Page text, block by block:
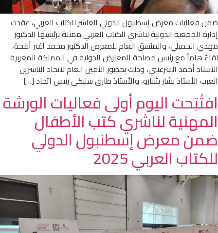
ضمن فعاليات معرض إسطنبول الدولي العاشر للكتاب العربي، عقدت
إدارة الجمعية الدولية لناشري الكتاب العربي ممثلة برئيسها الدكتور
مهدي الجميلي، والمنسق العام للمعرض الدكتور محمد آغير أقجة،
لقاءً هاماً مع رئيس مصلحة المعارض الدولية في المملكة المغربية
الأستاذ أحمد السرغيني، وذلك بحضور الأمين العام لاتحاد الناشرين
العرب الأستاذ بشار شبارو، والأستاذ طارق سليكي رئيس اتحاد […]
افتُتِحت اليوم أولى فعاليات الورشة
المهنية لناشري كتب الأطفال
ضمن معرض إسطنبول الدولي
للكتاب العربي 2025